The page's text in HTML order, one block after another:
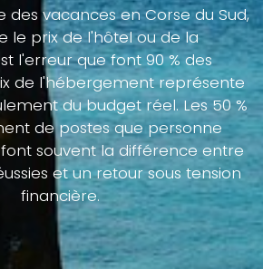
des vacances en Corse du Sud,
le prix de l'hôtel ou de la
l'erreur que font 90 % des
de l'hébergement représente
du budget réel. Les 50 %
de postes que personne
souvent la différence entre
et un retour sous tension
financière.